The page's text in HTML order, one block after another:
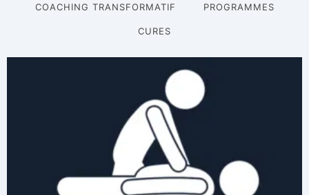
COACHING TRANSFORMATIF PROGRAMMES
CURES